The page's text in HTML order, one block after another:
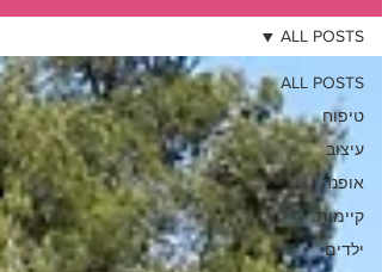
ALL POSTS
טיפוח
עיצוב
אופנה
קיימות
ילדים
ALL POSTS